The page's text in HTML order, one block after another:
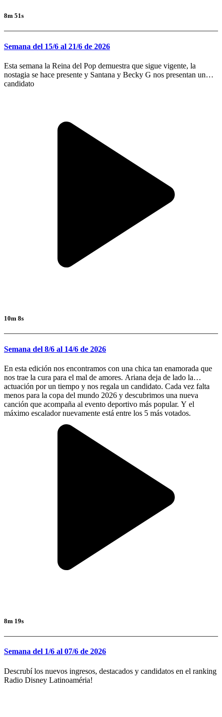
8m 51s
Semana del 15/6 al 21/6 de 2026
Esta semana la Reina del Pop demuestra que sigue vigente, la
nostagia se hace presente y Santana y Becky G nos presentan un
candidato
10m 8s
Semana del 8/6 al 14/6 de 2026
En esta edición nos encontramos con una chica tan enamorada que
nos trae la cura para el mal de amores. Ariana deja de lado la
actuación por un tiempo y nos regala un candidato. Cada vez falta
menos para la copa del mundo 2026 y descubrimos una nueva
canción que acompaña al evento deportivo más popular. Y el
máximo escalador nuevamente está entre los 5 más votados.
8m 19s
Semana del 1/6 al 07/6 de 2026
Descrubí los nuevos ingresos, destacados y candidatos en el ranking
Radio Disney Latinoaméria!